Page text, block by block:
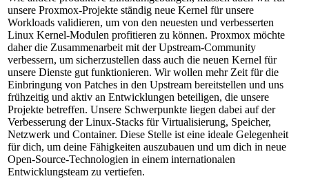
unsere Proxmox-Projekte ständig neue Kernel für unsere
Workloads validieren, um von den neuesten und verbesserten
Linux Kernel-Modulen profitieren zu können. Proxmox möchte
daher die Zusammenarbeit mit der Upstream-Community
verbessern, um sicherzustellen dass auch die neuen Kernel für
unsere Dienste gut funktionieren. Wir wollen mehr Zeit für die
Einbringung von Patches in den Upstream bereitstellen und uns
frühzeitig und aktiv an Entwicklungen beteiligen, die unsere
Projekte betreffen. Unsere Schwerpunkte liegen dabei auf der
Verbesserung der Linux-Stacks für Virtualisierung, Speicher,
Netzwerk und Container. Diese Stelle ist eine ideale Gelegenheit
für dich, um deine Fähigkeiten auszubauen und um dich in neue
Open-Source-Technologien in einem internationalen
Entwicklungsteam zu vertiefen.